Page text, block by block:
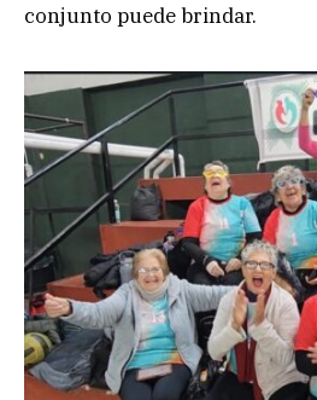
conjunto puede brindar.